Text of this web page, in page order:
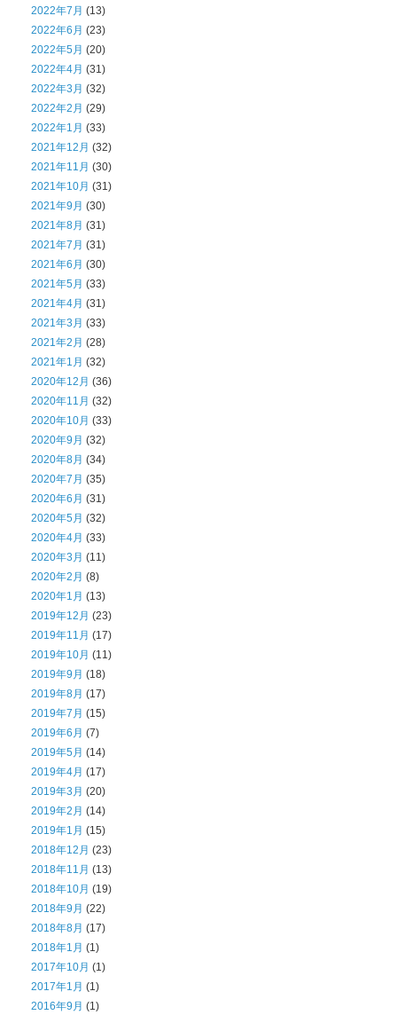
2022年7月 (13)
2022年6月 (23)
2022年5月 (20)
2022年4月 (31)
2022年3月 (32)
2022年2月 (29)
2022年1月 (33)
2021年12月 (32)
2021年11月 (30)
2021年10月 (31)
2021年9月 (30)
2021年8月 (31)
2021年7月 (31)
2021年6月 (30)
2021年5月 (33)
2021年4月 (31)
2021年3月 (33)
2021年2月 (28)
2021年1月 (32)
2020年12月 (36)
2020年11月 (32)
2020年10月 (33)
2020年9月 (32)
2020年8月 (34)
2020年7月 (35)
2020年6月 (31)
2020年5月 (32)
2020年4月 (33)
2020年3月 (11)
2020年2月 (8)
2020年1月 (13)
2019年12月 (23)
2019年11月 (17)
2019年10月 (11)
2019年9月 (18)
2019年8月 (17)
2019年7月 (15)
2019年6月 (7)
2019年5月 (14)
2019年4月 (17)
2019年3月 (20)
2019年2月 (14)
2019年1月 (15)
2018年12月 (23)
2018年11月 (13)
2018年10月 (19)
2018年9月 (22)
2018年8月 (17)
2018年1月 (1)
2017年10月 (1)
2017年1月 (1)
2016年9月 (1)